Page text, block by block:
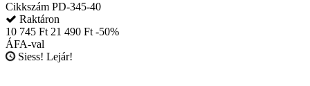
Cikkszám PD-345-40
Raktáron
10 745 Ft21 490 Ft -50%
ÁFA-val
Siess! Lejár!